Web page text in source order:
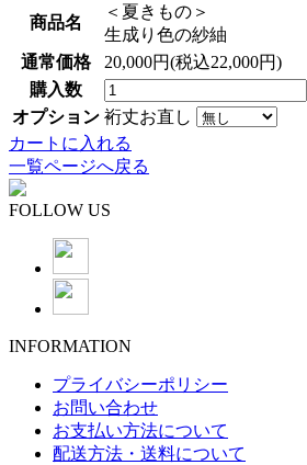
商品名
＜夏きもの＞
生成り色の紗紬
通常価格
20,000円(税込22,000円)
購入数
オプション 裄丈お直し
カートに入れる
一覧ページへ戻る
FOLLOW US
INFORMATION
プライバシーポリシー
お問い合わせ
お支払い方法について
配送方法・送料について